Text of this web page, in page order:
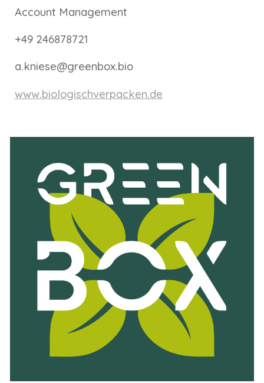
Account Management
+49 246878721
a.kniese@greenbox.bio
www.biologischverpacken.de